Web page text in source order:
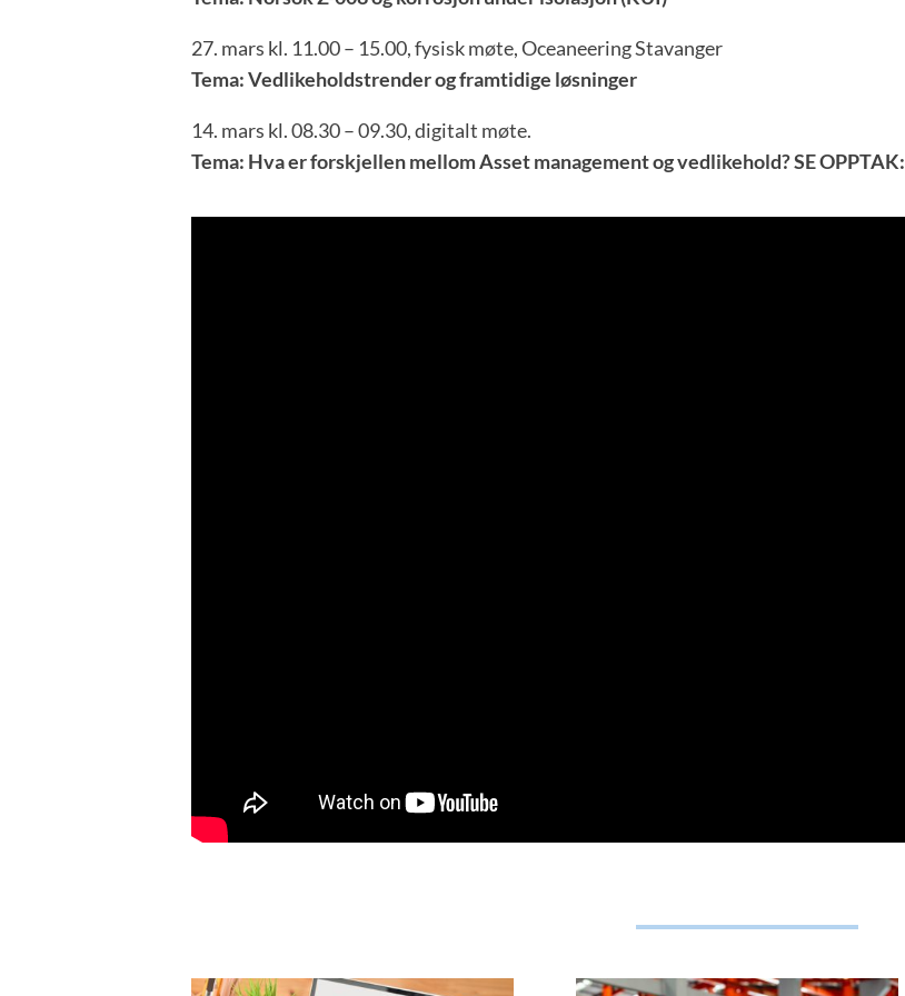
27. mars kl. 11.00 – 15.00, fysisk møte, Oceaneering Stavanger
Tema: Vedlikeholdstrender og framtidige løsninger
14. mars kl. 08.30 – 09.30, digitalt møte.
Tema: Hva er forskjellen mellom Asset management og vedlikehold? SE OPPTAK: